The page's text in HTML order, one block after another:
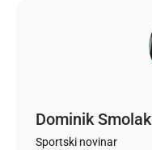
Dominik Smolak
Sportski novinar